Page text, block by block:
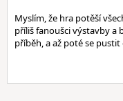
Myslím, že hra potěší
příliš fanoušci výstavby a
příběh, a až poté se